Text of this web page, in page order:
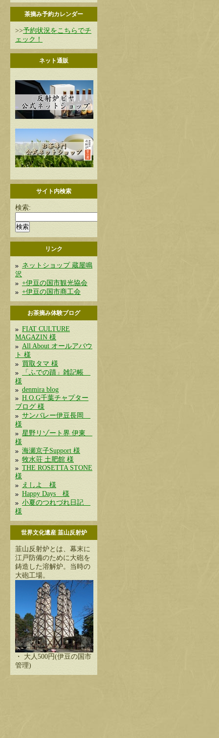
茶摘み予約カレンダー
>>予約状況をこちらでチ
ェック！
ネット通販
サイト内検索
検索:
リンク
ネットショップ 蔵屋鳴
沢
+伊豆の国市観光協会
+伊豆の国市商工会
お茶摘み体験ブログ
FIAT CULTURE
MAGAZIN 様
All About オールアバウ
ト 様
買取タマ 様
「ふでの蹟」雑記帳
様
denmira blog
H.O.G千葉チャプター
ブログ 様
サンバレー伊豆長岡
様
星野リゾート界 伊東
様
海瀬京子Support 様
牧水荘 土肥館 様
THE ROSETTA STONE
様
えしよ 様
Happy Days 様
小夏のつれづれ日記
様
世界文化遺産 韮山反射炉
韮山反射炉とは、幕末に
江戸防備のために大砲を
鋳造した溶解炉。当時の
大砲工場。
・ 大人500円(伊豆の国市
管理)